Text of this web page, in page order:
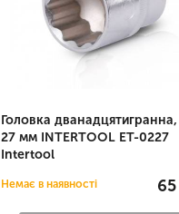
Головка
27 мм INTERTOOL ET-0227
Intertool
Немає в наявності